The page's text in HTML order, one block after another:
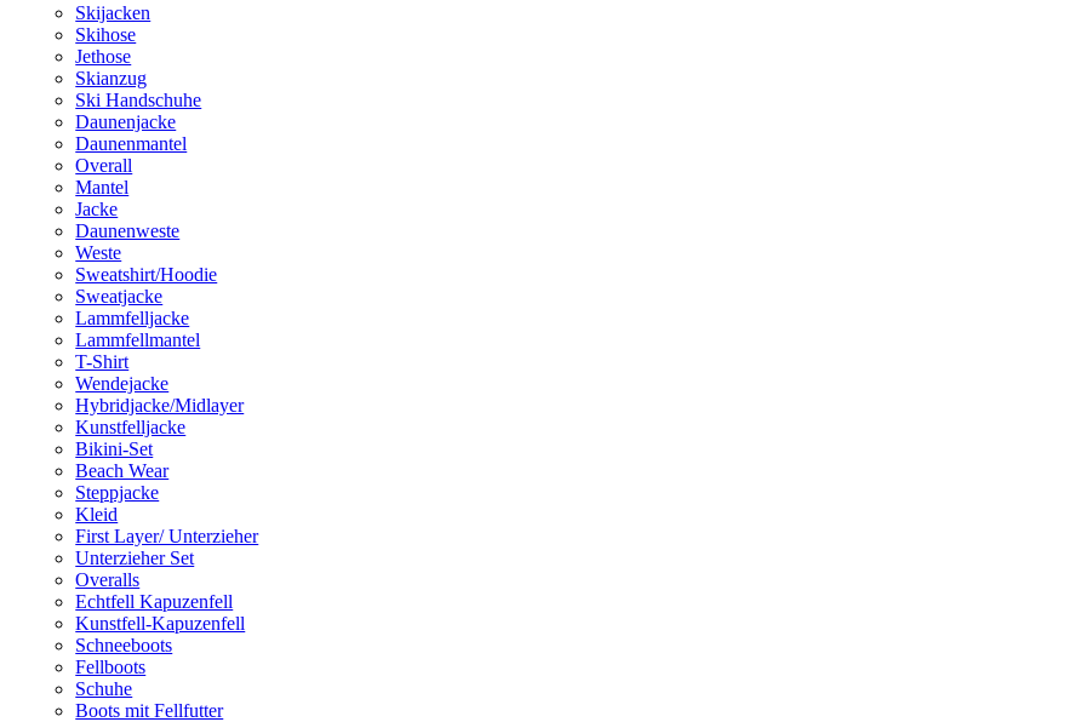
Skijacken
Skihose
Jethose
Skianzug
Ski Handschuhe
Daunenjacke
Daunenmantel
Overall
Mantel
Jacke
Daunenweste
Weste
Sweatshirt/Hoodie
Sweatjacke
Lammfelljacke
Lammfellmantel
T-Shirt
Wendejacke
Hybridjacke/Midlayer
Kunstfelljacke
Bikini-Set
Beach Wear
Steppjacke
Kleid
First Layer/ Unterzieher
Unterzieher Set
Overalls
Echtfell Kapuzenfell
Kunstfell-Kapuzenfell
Schneeboots
Fellboots
Schuhe
Boots mit Fellfutter